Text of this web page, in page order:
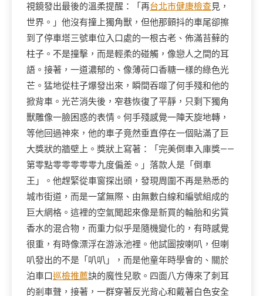
視鏡發出最後的溫柔提醒：「再台北巿健康檢查見，
世界。」他沒有撞上獨角獸，但他那顫抖的車尾卻擦
到了停車塔三號車位入口處的一根古老、佈滿苔蘚的
柱子。不是撞擊，而是輕柔的碰觸，像戀人之間的耳
語。接著，一道濃郁的、像薄荷口香糖一樣的綠色光
芒。猛地從柱子爆發出來，瞬間吞噬了何手殘和他的
掀背車。光芒消失後，窄巷恢復了平靜，只剩下獨角
獸雕像一臉困惑的表情。何手殘感覺一陣天旋地轉，
等他回過神來，他的車子竟然垂直停在一個貼滿了巨
大獎狀的牆壁上。獎狀上寫著：「完美倒車入庫獎——
第零點零零零零零九度偏差。」落款人是「倒車
王」。他趕緊從車窗探出頭，發現周圍不再是熟悉的
城市街道，而是一望無際、由無數白線和編號組成的
巨大網格。這裡的空氣聞起來像是新買的輪胎和劣質
香水的混合物，而重力似乎是隨機變化的，有時感覺
很重，有時像漂浮在游泳池裡。他試圖按喇叭，但喇
叭發出的不是「叭叭」，而是他童年時學會的、關於
泊車口巡檢推薦訣的魔性兒歌。四面八方傳來了刺耳
的剎車聲，接著，一群穿著反光背心和戴著白色安全